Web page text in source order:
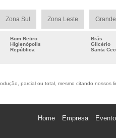
Zona Sul Zona Leste
Bom Retiro Brás
Higienópolis Glicério
República Santa
parcial ou total, mesmo citando nossos
Home Empresa